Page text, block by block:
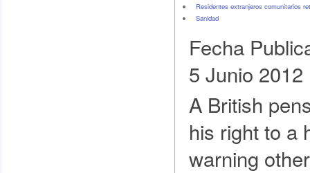
Residentes extranjeros comunitarios
Sanidad
Fecha
5 Junio 2012
A British
his right to a
warning